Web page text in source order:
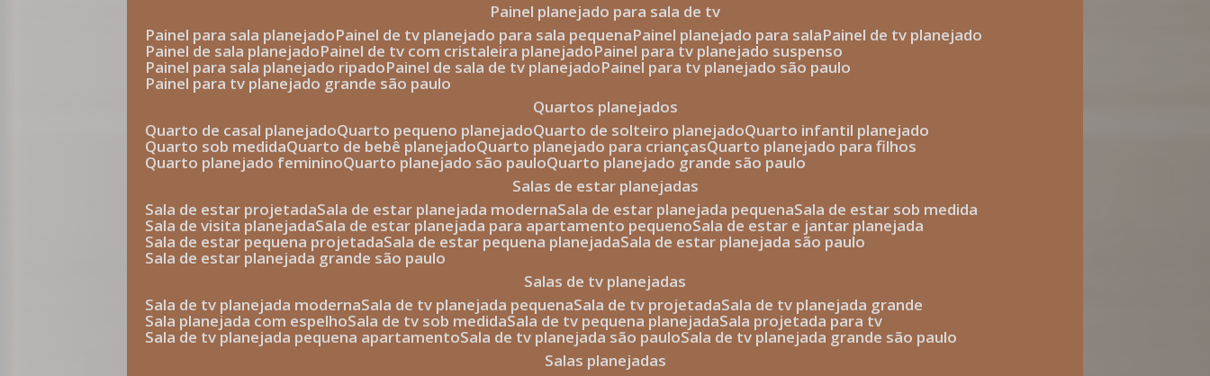
painel planejado para sala de tv
painel para sala planejado painel de tv planejado para sala pequena painel planejado para sala painel de tv planejado
painel de sala planejado painel de tv com cristaleira planejado painel para tv planejado suspenso
painel para sala planejado ripado painel de sala de tv planejado painel para tv planejado são paulo
painel para tv planejado grande são paulo
quartos planejados
quarto de casal planejado
quarto pequeno planejado quarto de solteiro planejado quarto infantil planejado
quarto sob medida quarto de bebê planejado quarto planejado para crianças quarto planejado para filhos
quarto planejado feminino quarto planejado são paulo
quarto planejado grande são paulo
salas de estar planejadas
sala de estar projetada sala de estar planejada moderna sala de estar planejada pequena sala de estar sob medida
sala de visita planejada sala de estar planejada para apartamento pequeno sala de estar e jantar planejada
sala de estar pequena projetada sala de estar pequena planejada sala de estar planejada são paulo
sala de estar planejada grande são paulo
salas de tv planejadas
sala de tv planejada moderna sala de tv planejada pequena sala de tv projetada sala de tv planejada grande
sala planejada com espelho sala de tv sob medida sala de tv pequena planejada sala projetada para tv
sala de tv planejada pequena apartamento sala de tv planejada são paulo sala de tv planejada grande são paulo
salas planejadas